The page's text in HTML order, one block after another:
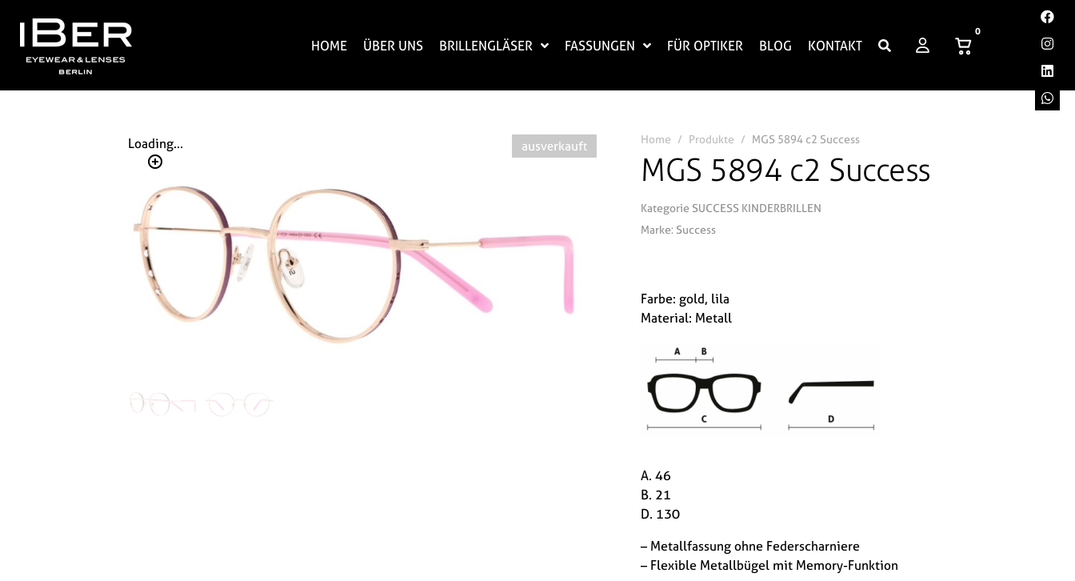
HOME ÜBER UNS BRILLENGLÄSER FASSUNGEN FÜR OPTIKER BLOG KONTAKT
0
ausverkauft
Loading... Home Produkte MGS 5894 c2 Success
MGS 5894 c2 Success
Kategorie SUCCESS KINDERBRILLEN
Marke: Success
Farbe: gold, lila
Material: Metall
A. 46
B. 21
D. 130
– Metallfassung ohne Federscharniere
– Flexible Metallbügel mit Memory-Funktion